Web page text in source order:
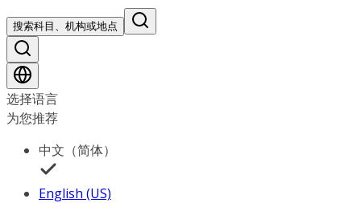
搜索科目、机构或地点
选择语言
为您推荐
中文（简体）
English (US)